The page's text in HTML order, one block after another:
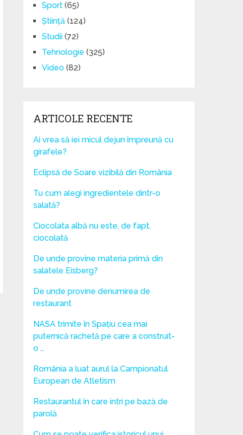
Sport (65)
Știință (124)
Studii (72)
Tehnologie (325)
Video (82)
ARTICOLE RECENTE
Ai vrea să iei micul dejun împreună cu
girafele?
Eclipsă de Soare vizibilă din România
Tu cum alegi ingredientele dintr-o
salată?
Ciocolata albă nu este, de fapt,
ciocolată
De unde provine materia primă din
salatele Eisberg?
De unde provine denumirea de
restaurant
NASA trimite în Spațiu cea mai
puternică rachetă pe care a construit-
o …
România a luat aurul la Campionatul
European de Atletism
Restaurantul în care intri pe bază de
parolă